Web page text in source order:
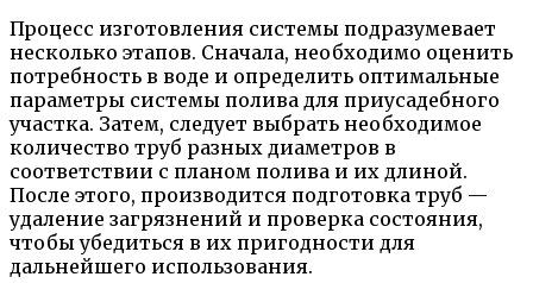
Процесс изготовления системы подразумевает
несколько этапов. Сначала, необходимо оценить
потребность в воде и определить оптимальные
параметры системы полива для приусадебного
участка. Затем, следует выбрать необходимое
количество труб разных диаметров в
соответствии с планом полива и их длиной.
После этого, производится подготовка труб —
удаление загрязнений и проверка состояния,
чтобы убедиться в их пригодности для
дальнейшего использования.